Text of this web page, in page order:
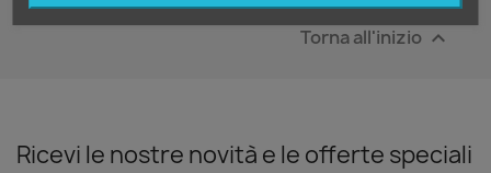
Torna all'inizio 
Ricevi le nostre novità e le offerte speciali